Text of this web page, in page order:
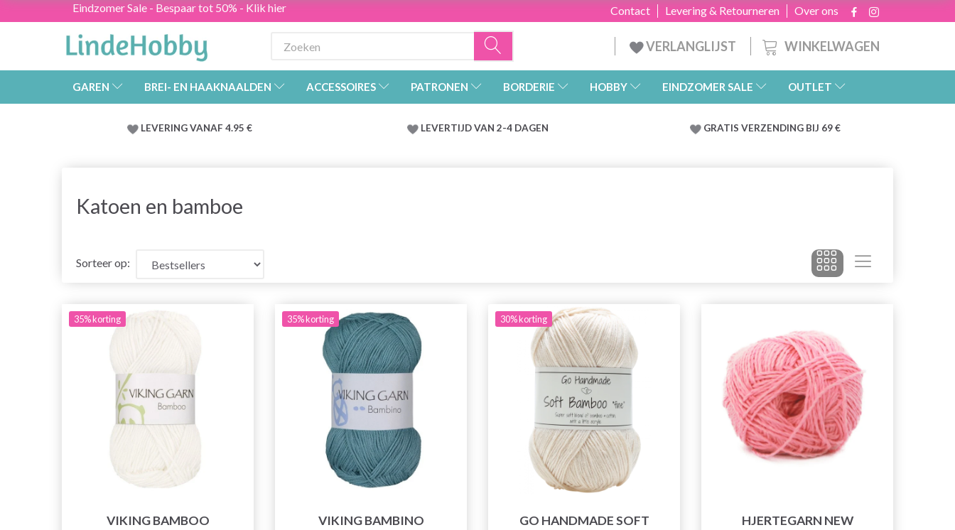
Eindzomer Sale - Bespaar tot 50% - Klik hier Over ons
Levering & Retourneren
Contact
WINKELWAGEN
VERLANGLIJST
GAREN BREI- EN HAAKNAALDEN ACCESSOIRES PATRONEN BORDERIE HOBBY EINDZOMER SALE OUTLET
LEVERING VANAF 4.95 € LEVERTIJD VAN 2-4 DAGEN GRATIS VERZENDING BIJ 69 €
Katoen en bamboe
Sorteer op:
35% korting
VIKING BAMBOO
35% korting
VIKING BAMBINO
30% korting
GO HANDMADE SOFT
HJERTEGARN NEW